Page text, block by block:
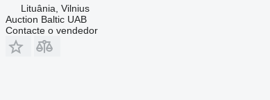
Lituânia, Vilnius
Auction Baltic UAB
Contacte o vendedor